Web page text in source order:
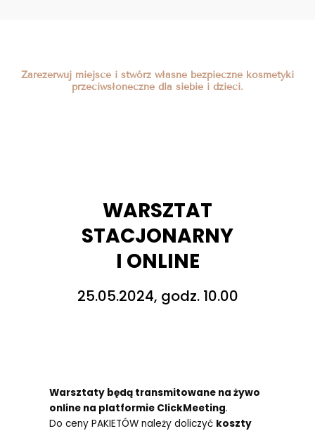
Zarezerwuj miejsce i stwórz własne bezpieczne kosmetyki
przeciwsłoneczne dla siebie i dzieci.
WARSZTAT
STACJONARNY
I ONLINE
25.05.2024, godz. 10.00
Warsztaty będą transmitowane na żywo
online na platformie ClickMeeting.
Do ceny PAKIETÓW należy doliczyć koszty